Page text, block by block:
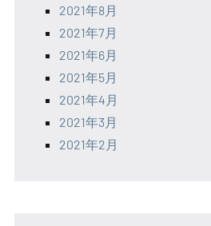
2021年8月
2021年7月
2021年6月
2021年5月
2021年4月
2021年3月
2021年2月